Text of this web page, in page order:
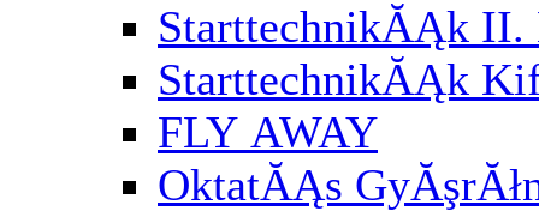
StarttechnikĂĄk II.
StarttechnikĂĄk
FLY AWAY
OktatĂĄs